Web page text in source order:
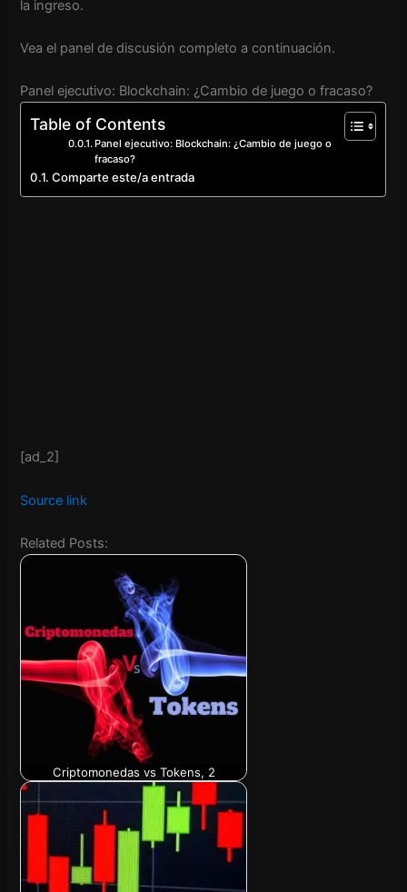
la ingreso.
Vea el panel de discusión completo a continuación.
Panel ejecutivo: Blockchain: ¿Cambio de juego o fracaso?
Table of Contents
Panel ejecutivo: Blockchain: ¿Cambio de juego o
fracaso?
Comparte este/a entrada
[ad_2]
Source link
Related Posts:
Criptomonedas vs Tokens, 2